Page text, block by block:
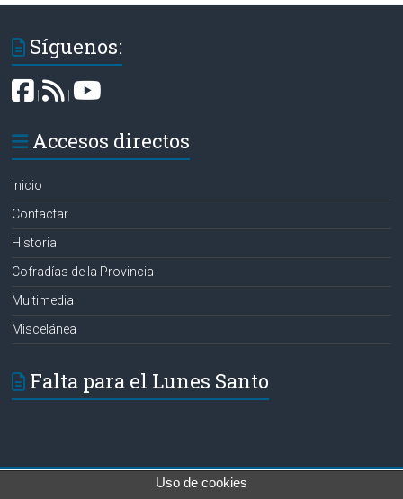
Síguenos:
|
Accesos directos
inicio
Contactar
Historia
Cofradías de la Provincia
Multimedia
Miscelánea
Falta para el Lunes Santo
Hermanos de las Aguas. Todos los derechos reservados.
Uso de cookies